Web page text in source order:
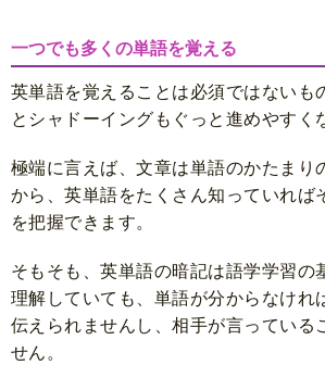
一つでも多くの単語を覚える
英単語を覚えることは必須ではないも
とシャドーイングもぐっと進めやすく
極端に言えば、文章は単語のかたまり
から、英単語をたくさん知っていれば
を把握できます。
そもそも、英単語の暗記は語学学習の
理解していても、単語が分からなけれ
伝えられませんし、相手が言っている
せん。